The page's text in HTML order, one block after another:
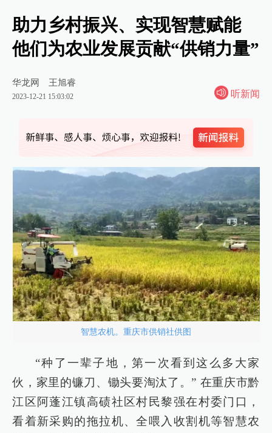
助力乡村振兴、实现智慧赋能
他们为农业发展贡献“供销力量”
华龙网 王旭睿
2023-12-21 15:03:02 听新闻
智慧农机。重庆市供销社供图
“种了一辈子地，第一次看到这么多大家
伙，家里的镰刀、锄头要淘汰了。” 在重庆市黔
江区阿蓬江镇高碛社区村民黎强在村委门口，
看着新采购的拖拉机、全喂入收割机等智慧农